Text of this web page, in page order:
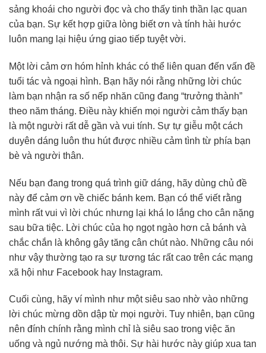
sảng khoái cho người đọc và cho thấy tinh thần lạc quan
của bạn. Sự kết hợp giữa lòng biết ơn và tính hài hước
luôn mang lại hiệu ứng giao tiếp tuyệt vời.
Một lời cảm ơn hóm hỉnh khác có thể liên quan đến vấn đề
tuổi tác và ngoại hình. Bạn hãy nói rằng những lời chúc
làm bạn nhận ra số nếp nhăn cũng đang “trưởng thành”
theo năm tháng. Điều này khiến mọi người cảm thấy bạn
là một người rất dễ gần và vui tính. Sự tự giễu một cách
duyên dáng luôn thu hút được nhiều cảm tình từ phía bạn
bè và người thân.
Nếu bạn đang trong quá trình giữ dáng, hãy dùng chủ đề
này để cảm ơn về chiếc bánh kem. Bạn có thể viết rằng
mình rất vui vì lời chúc nhưng lại khá lo lắng cho cân nặng
sau bữa tiệc. Lời chúc của họ ngọt ngào hơn cả bánh và
chắc chắn là không gây tăng cân chút nào. Những câu nói
như vậy thường tạo ra sự tương tác rất cao trên các mạng
xã hội như Facebook hay Instagram.
Cuối cùng, hãy ví mình như một siêu sao nhờ vào những
lời chúc mừng dồn dập từ mọi người. Tuy nhiên, bạn cũng
nên đính chính rằng mình chỉ là siêu sao trong việc ăn
uống và ngủ nướng mà thôi. Sự hài hước này giúp xua tan